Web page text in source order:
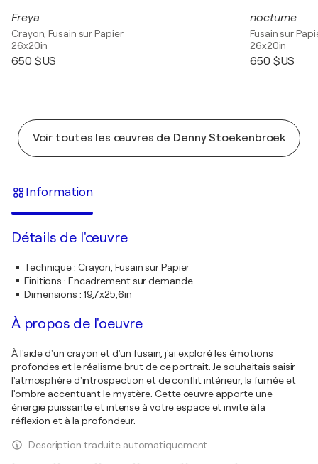
Freya
Crayon, Fusain sur Papier
26x20in
650 $US
nocturne
Fusain sur
26x20in
650 $US
Voir toutes les œuvres de Denny Stoekenbroek
Information
Détails de l'œuvre
Technique: Crayon, Fusain sur Papier
Finitions : Encadrement sur demande
Dimensions : 19,7x25,6in
À propos de l'oeuvre
À l'aide d'un crayon et d'un fusain, j'ai exploré les émotions
profondes et le réalisme brut de ce portrait. Je souhaitais saisir
l'atmosphère d'introspection et de conflit intérieur, la fumée et
l'ombre accentuant le mystère. Cette œuvre apporte une
énergie puissante et intense à votre espace et invite à la
réflexion et à la profondeur.
Description traduite automatiquement.